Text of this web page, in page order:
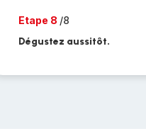
Etape 8 /8
Dégustez aussitôt.